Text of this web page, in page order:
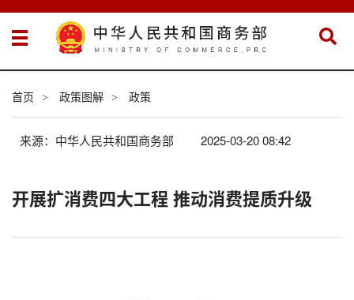
首页 > 政策图解 > 政策
来源：中华人民共和国商务部 2025-03-20 08:42
开展扩消费四大工程 推动消费提质升级